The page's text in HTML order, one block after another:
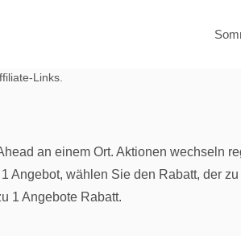
Links.
an einem Ort. Aktionen wechseln
Angebot, wählen Sie den Rabatt, der
1 Angebote Rabatt.